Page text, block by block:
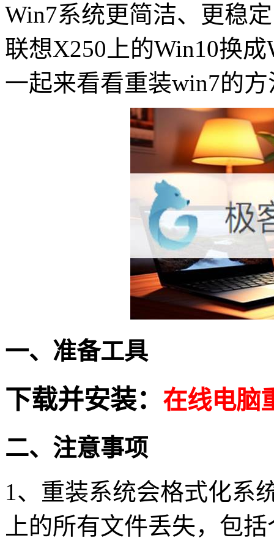
Win7系统更简洁、更稳
联想X250上的Win10换
一起来看看重装win7的方
一、准备工具
下载并安装： 在线电脑
二、注意事项
1 、重装系统会格式化系
上的所有文件丢失，包